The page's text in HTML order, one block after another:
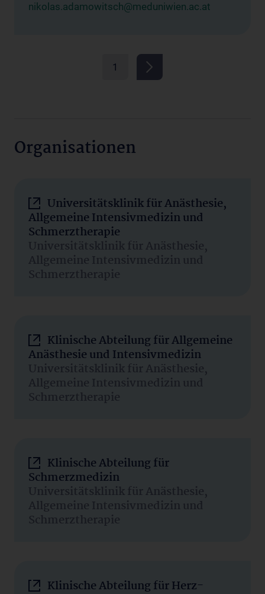
nikolas.adamowitsch@meduniwien.ac.at
1
Organisationen
Universitätsklinik für Anästhesie,
Allgemeine Intensivmedizin und
Schmerztherapie
Universitätsklinik für Anästhesie,
Allgemeine Intensivmedizin und
Schmerztherapie
Klinische Abteilung für Allgemeine
Anästhesie und Intensivmedizin
Universitätsklinik für Anästhesie,
Allgemeine Intensivmedizin und
Schmerztherapie
Klinische Abteilung für
Schmerzmedizin
Universitätsklinik für Anästhesie,
Allgemeine Intensivmedizin und
Schmerztherapie
Klinische Abteilung für Herz-